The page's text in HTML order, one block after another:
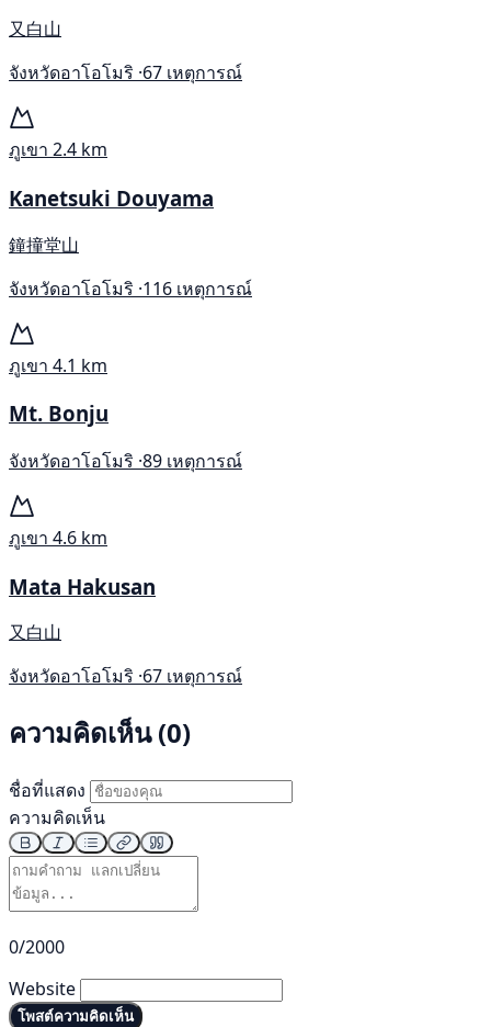
又白山
จังหวัดอาโอโมริ ·67 เหตุการณ์
ภูเขา 2.4 km
Kanetsuki Douyama
鐘撞堂山
จังหวัดอาโอโมริ ·116 เหตุการณ์
ภูเขา 4.1 km
Mt. Bonju
จังหวัดอาโอโมริ ·89 เหตุการณ์
ภูเขา 4.6 km
Mata Hakusan
又白山
จังหวัดอาโอโมริ ·67 เหตุการณ์
ความคิดเห็น (0)
ชื่อที่แสดง
ความคิดเห็น
0/2000
Website
โพสต์ความคิดเห็น